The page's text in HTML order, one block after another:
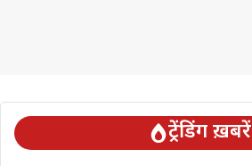
ट्रेंडिंग ख़बरें